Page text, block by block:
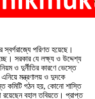
পরিণত হয়েছে।
সরকার যে লক্ষ্য ও উদ্দেশ্য
ও দুর্নীতির কারণে ভেস্তে
মন্ত্রণালয় ও দুদকে
কমিটি গঠন হয়, কোনো শাস্তি
বহাল তবিয়তে। প্রাপ্ত